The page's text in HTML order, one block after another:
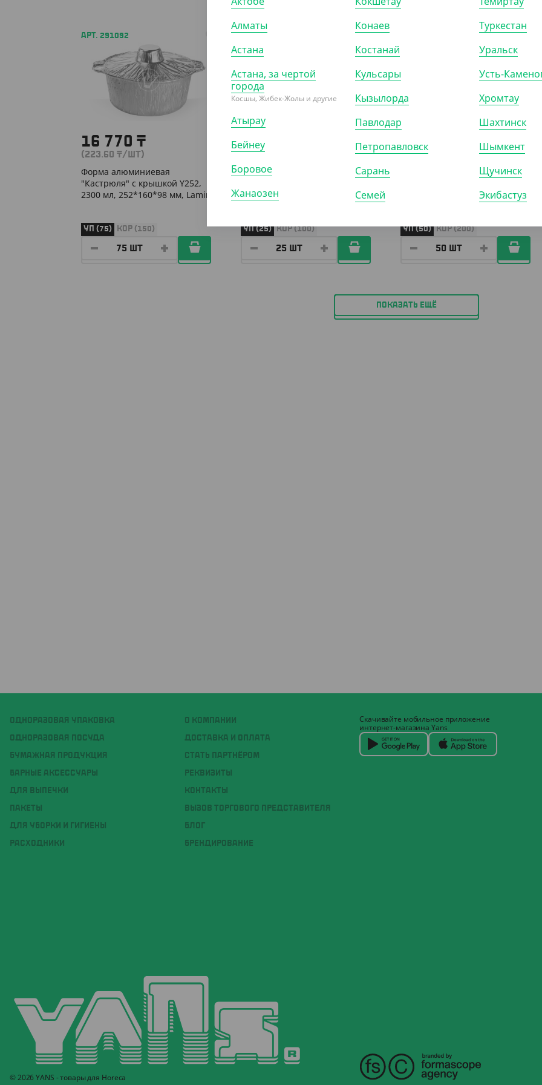
АРТ. 291092
16 770 ₸
(223.60 ₸/ШТ)
Форма алюминиевая
"Кастрюля" с крышкой Y252,
2300 мл, 252*160*98 мм, Lamina
УП (75) КОР (150)
9 135
(365.40
Форма алюминиевая
3200 мл, 294*112 мм, Lamina
УП (25) КОР (100)
6 800
(136₸
Форма алюминиевая
УП (50) КОР (200)
ПОКАЗАТЬ ЕЩЁ
ОДНОРАЗОВАЯ УПАКОВКА
ОДНОРАЗОВАЯ ПОСУДА
БУМАЖНАЯ ПРОДУКЦИЯ
БАРНЫЕ АКСЕССУАРЫ
ДЛЯ ВЫПЕЧКИ
ПАКЕТЫ
ДЛЯ УБОРКИ И ГИГИЕНЫ
РАСХОДНИКИ
О КОМПАНИИ
ДОСТАВКА И ОПЛАТА
СТАТЬ ПАРТНЁРОМ
РЕКВИЗИТЫ
КОНТАКТЫ
ВЫЗОВ ТОРГОВОГО ПРЕДСТАВИТЕЛЯ
БЛОГ
БРЕНДИРОВАНИЕ
Скачивайте мобильное приложение
интернет-магазина Yans
© 2026 YANS - товары для Horeca
Алматы
Астана
Астана, за чертой
города
Косшы, Жибек-Жолы и другие
Атырау
Бейнеу
Боровое
Жанаозен
Конаев
Костанай
Кульсары
Кызылорда
Павлодар
Петропавловск
Сарань
Семей
Туркестан
Уральск
Усть-
Хромтау
Шахтинск
Шымкент
Щучинск
Экибастуз